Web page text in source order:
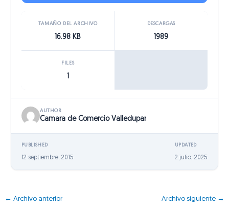
TAMAÑO DEL ARCHIVO
16.98 KB
DESCARGAS
1989
FILES
AUTHOR
Camara de Comercio Valledupar
PUBLISHED
12 septiembre, 2015
UPDATED
2 julio, 2025
← Archivo anterior Archivo siguiente →